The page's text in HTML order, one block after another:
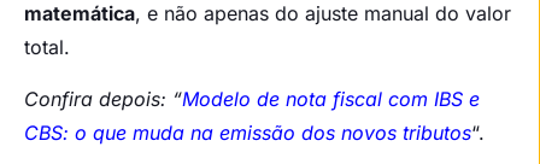
matemática, e não apenas do ajuste manual do valor
total.
Confira depois: “Modelo de nota fiscal com IBS e
CBS: o que muda na emissão dos novos tributos“.